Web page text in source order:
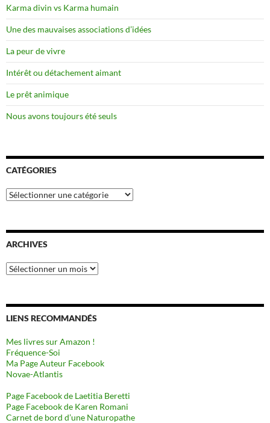
Karma divin vs Karma humain
Une des mauvaises associations d’idées
La peur de vivre
Intérêt ou détachement aimant
Le prêt animique
Nous avons toujours été seuls
CATÉGORIES
Catégories
ARCHIVES
Archives
LIENS RECOMMANDÉS
Mes livres sur Amazon !
Fréquence-Soi
Ma Page Auteur Facebook
Novae-Atlantis
Page Facebook de Laetitia Beretti
Page Facebook de Karen Romani
Carnet de bord d’une Naturopathe